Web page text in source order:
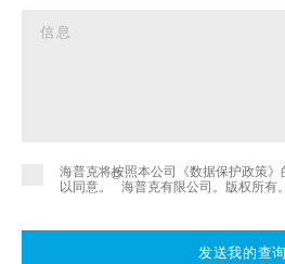
海普克将按照本公司《数据保护政策
以同意。
©
海普克有限公司。版权所有。
发送我的查询